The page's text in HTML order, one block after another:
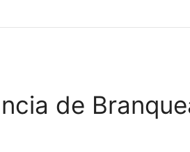
de